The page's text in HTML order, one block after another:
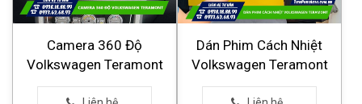
Camera 360 Độ
Volkswagen Teramont
Dán Phim Cách Nhiệt
Volkswagen Teramont